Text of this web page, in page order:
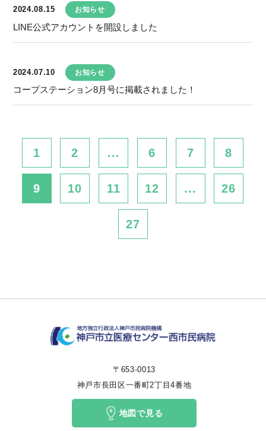
2024.08.15 お知らせ
LINE公式アカウントを開設しました
2024.07.10 お知らせ
コープステーション8月号に掲載されました！
1 2 ... 6 7 8
9 10 11 12 ... 26
27
〒653-0013
神戸市長田区一番町2丁目4番地
地図で見る